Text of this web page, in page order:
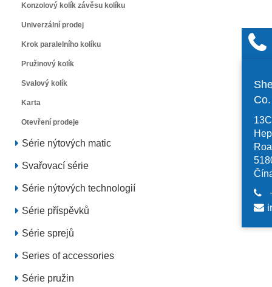
Konzolový kolík závěsu kolíku
Univerzální prodej
Krok paralelního kolíku
Pružinový kolík
Svalový kolík
Karta
Otevření prodeje
Série nýtových matic
Svařovací série
Série nýtových technologií
Série příspěvků
Série sprejů
Series of accessories
Série pružin